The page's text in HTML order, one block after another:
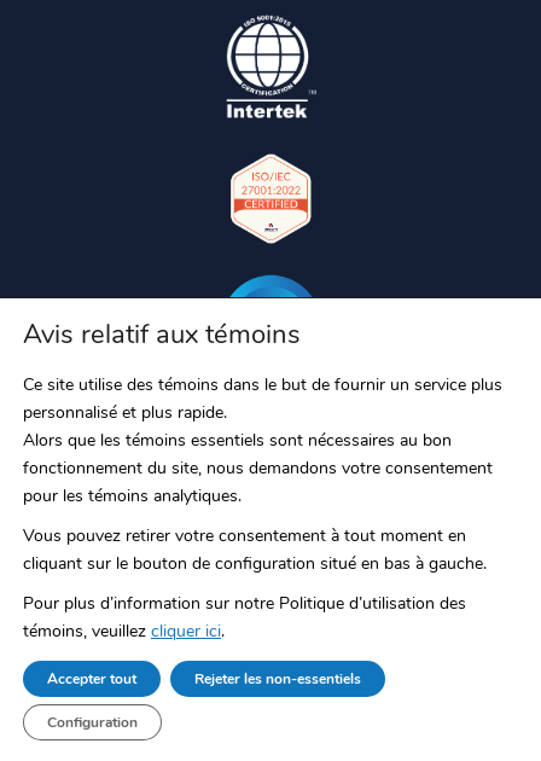
RAC/M, RAC/M Identity, S-Filer, S-Filer Portal et Okiok MDR sont des
marques de commerce déposées d’OKIOK Data ltd. Toutes les autres
marques de commerce appartiennent à leurs propriétaires respectifs.
Avis relatif aux témoins
Ce site utilise des témoins dans le but de fournir un service plus
personnalisé et plus rapide.
Alors que les témoins essentiels sont nécessaires au bon
fonctionnement du site, nous demandons votre consentement
pour les témoins analytiques.
Vous pouvez retirer votre consentement à tout moment en
cliquant sur le bouton de configuration situé en bas à gauche.
Pour plus d’information sur notre Politique d’utilisation des
témoins, veuillez cliquer ici.
Accepter tout Rejeter les non-essentiels
Configuration